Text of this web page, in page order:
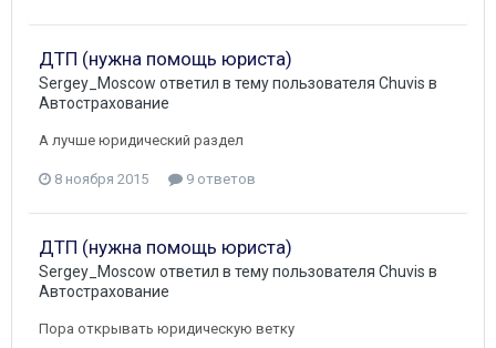
ДТП (нужна помощь юриста)
Sergey_Moscow ответил в тему пользователя Chuvis в
Автострахование
А лучше юридический раздел
8 ноября 2015 9 ответов
ДТП (нужна помощь юриста)
Sergey_Moscow ответил в тему пользователя Chuvis в
Автострахование
Пора открывать юридическую ветку